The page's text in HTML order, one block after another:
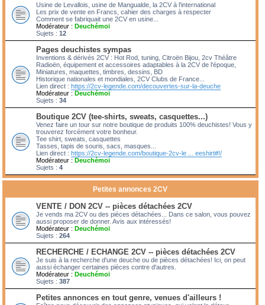
Usine de Levallois, usine de Mangualde, la 2CV à l'international
Les prix de vente en Francs, cahier des charges à respecter
Comment se fabriquait une 2CV en usine...
Modérateur : Deuchémoi
Sujets : 12
Pages deuchistes sympas
Inventions & dérivés 2CV : Hot Rod, tuning, Citroën Bijou, 2cv Théâtre
Radioën, équipement et accessoires adaptables à la 2CV de l'époque,
Miniatures, maquettes, timbres, dessins, BD
Historique nationales et mondiales, 2CV Clubs de France...
Lien direct : https://2cv-legende.com/decouvertes-sur-la-deuche
Modérateur : Deuchémoi
Sujets : 34
Boutique 2CV (tee-shirts, sweats, casquettes...)
Venez faire un tour sur notre boutique de produits 100% deuchistes! Vous y
trouverez forcément votre bonheur.
Tee shirt, sweats, casquettes
Tasses, tapis de souris, sacs, masques...
Lien direct : https://2cv-legende.com/boutique-2cv-le ... eeshirt#!/
Modérateur : Deuchémoi
Sujets : 4
Petites annonces 2CV
VENTE / DON 2CV -- pièces détachées 2CV
Je vends ma 2CV ou des pièces détachées... Dans ce salon, vous pouvez
aussi proposer de donner. Avis aux intéressés!
Modérateur : Deuchémoi
Sujets : 264
RECHERCHE / ECHANGE 2CV -- pièces détachées 2CV
Je suis à la recherche d'une deuche ou de pièces détachées! Ici, on peut
aussi échanger certaines pièces contre d'autres.
Modérateur : Deuchémoi
Sujets : 387
Petites annonces en tout genre, venues d'ailleurs !